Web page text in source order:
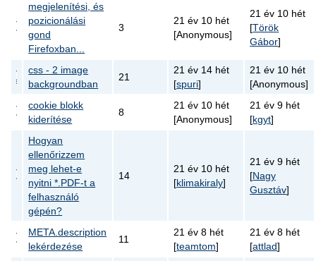
megjelenítési, és
pozicionálási
gond
Firefoxban...
3
21 év 10 hét
[Anonymous]
21 év 10 hét
[Török
Gábor]
css - 2 image
backgroundban
21
21 év 14 hét
[spuri]
21 év 10 hét
[Anonymous]
cookie blokk
kiderítése
8
21 év 10 hét
[Anonymous]
21 év 9 hét
[kgyt]
Hogyan
ellenőrizzem
meg lehet-e
nyitni *.PDF-t a
felhasználó
gépén?
14
21 év 10 hét
[klimakiraly]
21 év 9 hét
[Nagy
Gusztáv]
META.description
lekérdezése
11
21 év 8 hét
[teamtom]
21 év 8 hét
[attlad]